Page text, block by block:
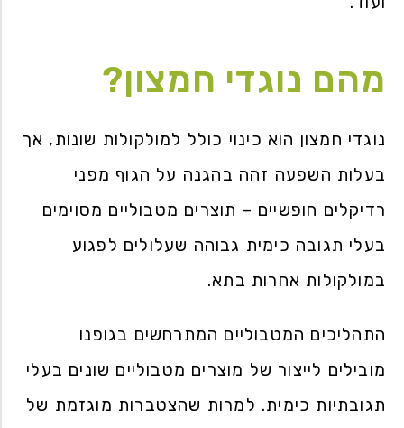
מהם נוגדי חמצון?
נוגדי חמצון הוא כינוי כולל למולקולות שונות, אך
בעלות השפעה זהה בהגנה על הגוף מפני
רדיקלים חופשיים – תוצרים מטבוליים מסוימים
בעלי תגובה כימית גבוהה שעלולים לפגוע
במולקולות אחרות בתא.
התהליכים המטבוליים המתרחשים בגופנו
מובילים לייצור של מוצרים מטבוליים שונים בעלי
תגובתיות כימית. למרות שהצטברות מוגזמת של